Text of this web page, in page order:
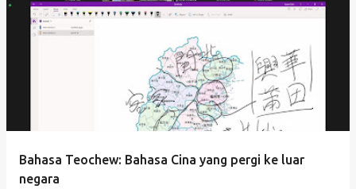
Bahasa Teochew: Bahasa Cina yang pergi ke luar
negara